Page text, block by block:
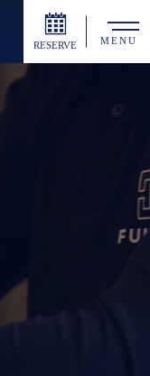
RESERVE MENU